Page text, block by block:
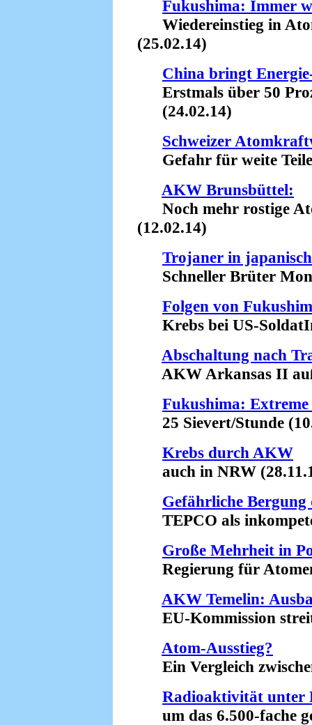
Fukushima: Immer
Wiedereinstieg in
(25.02.14)
China bringt
Erstmals über 50
(24.02.14)
Schweizer
Gefahr für weite Teile
AKW Brunsbüttel:
Noch mehr rostige
(12.02.14)
Trojaner in
Schneller Brüter
Folgen von
Krebs bei US-
Abschaltung nach
AKW Arkansas II
Fukushima:
25 Sievert/Stunde
Krebs durch AKW
auch in NRW
Gefährliche Bergung
TEPCO als
Große Mehrheit in
Regierung für
AKW Temelin:
EU-Kommission
Atom-Ausstieg?
Ein Vergleich
Radioaktivität unter
um das 6.500-fache